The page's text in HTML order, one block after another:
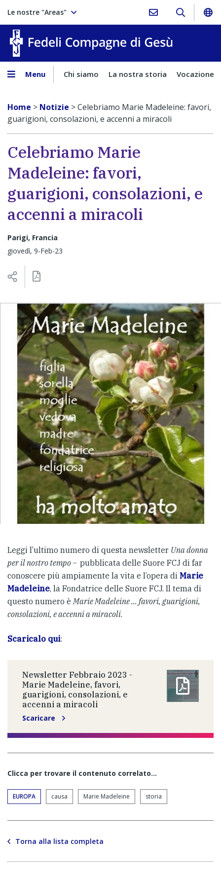
Le nostre "Areas"
Menu Chi siamo La nostra storia Vocazione
Home > Notizie >Celebriamo Marie Madeleine: favori,
guarigioni, consolazioni, e accenni a miracoli
Celebriamo Marie
Madeleine: favori,
guarigioni, consolazioni, e
accenni a miracoli
Parigi, Francia
giovedì, 9-Feb-23
Leggi l’ultimo numero di questa newsletter Una donna
per il nostro tempo – pubblicata delle Suore FCJ di far
conoscere più ampiamente la vita e l’opera di Marie
Madeleine, la Fondatrice delle Suore FCJ. Il tema di
questo numero èMarie Madeleine … favori, guarigioni,
consolazioni, e accenni a miracoli.
Scaricalo qui:
Newsletter Febbraio 2023 -
Marie Madeleine, favori,
guarigioni, consolazioni, e
accenni a miracoli
Scaricare
Clicca per trovare il contenuto correlato...
EUROPA causa Marie Madeleine storia
Torna alla lista completa